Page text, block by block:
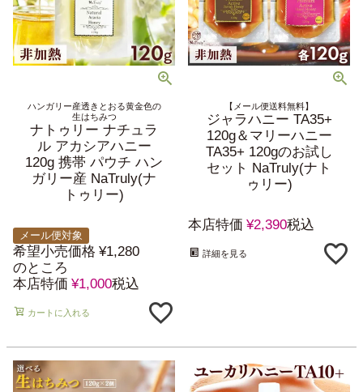
ハンガリー産透きとおる黄金色の
生はちみつ
ナトゥリー ナチュラ
ル アカシアハニー
120g 携帯 パウチ ハン
ガリー産 NaTruly(ナ
トゥリー)
メール便対象
希望小売価格 ¥1,280
のところ
本店特価 ¥1,000税込
カートに入れる
【メール便送料無料】
ジャラハニー TA35+
120g＆マリーハニー
TA35+ 120gのお試し
セット NaTruly(ナト
ゥリー)
本店特価 ¥2,390税込
詳細を見る